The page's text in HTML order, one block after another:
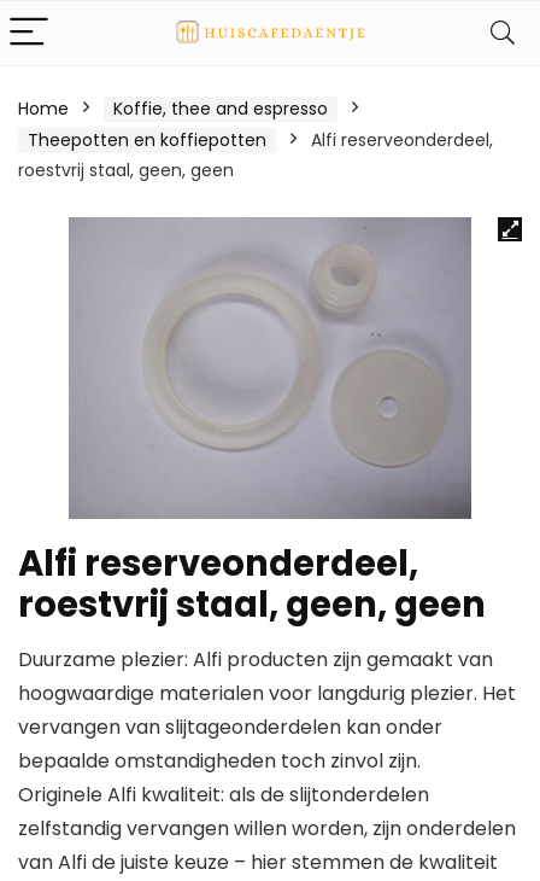
Home
Koffie, thee and espresso
Theepotten en koffiepotten
Alfi reserveonderdeel,
roestvrij staal, geen, geen
Alfi reserveonderdeel,
roestvrij staal, geen, geen
Duurzame plezier: Alfi producten zijn gemaakt van
hoogwaardige materialen voor langdurig plezier. Het
vervangen van slijtageonderdelen kan onder
bepaalde omstandigheden toch zinvol zijn.
Originele Alfi kwaliteit: als de slijtonderdelen
zelfstandig vervangen willen worden, zijn onderdelen
van Alfi de juiste keuze – hier stemmen de kwaliteit